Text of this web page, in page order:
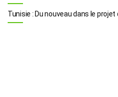
Tunisie : Du nouveau dans le projet